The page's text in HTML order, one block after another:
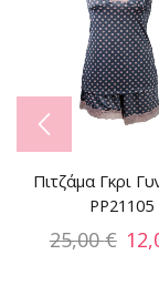
Πιτζάμα Γκρι
PP21105
25,00€